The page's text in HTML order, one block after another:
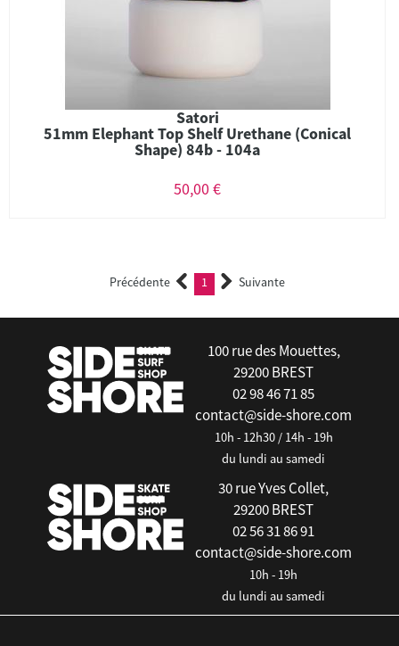
Satori
51mm Elephant Top Shelf Urethane (Conical
Shape) 84b - 104a
50,00 €
Précédente 1 (current)Suivante
100 rue des Mouettes,
29200 BREST
02 98 46 71 85
contact@side-shore.com
10h - 12h30 / 14h - 19h
du lundi au samedi
30 rue Yves Collet,
29200 BREST
02 56 31 86 91
contact@side-shore.com
10h - 19h
du lundi au samedi